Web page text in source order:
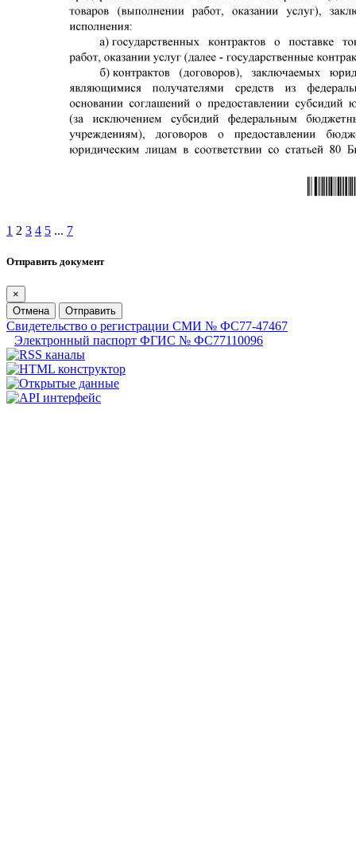
1 2 3 4 5 ... 7
Отправить документ
×
Отмена
Отправить
Свидетельство о регистрации СМИ № ФС77-47467
Электронный паспорт ФГИС № ФС77110096